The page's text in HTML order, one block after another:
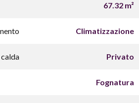
67.32 m²
Climatizzazione
Privato
Fognatura